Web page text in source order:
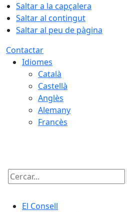
Saltar a la capçalera
Saltar al contingut
Saltar al peu de pàgina
Contactar
Idiomes
Català
Castellà
Anglès
Alemany
Francès
Cercar:
El Consell